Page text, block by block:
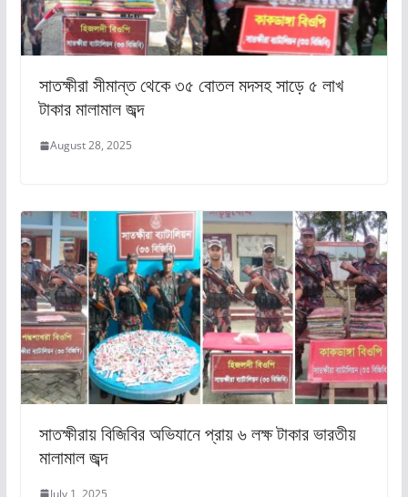
সাতক্ষীরা সীমান্ত থেকে ৩৫ বোতল মদসহ সাড়ে ৫ লাখ
টাকার মালামাল জব্দ
August 28, 2025
সাতক্ষীরায় বিজিবির অভিযানে প্রায় ৬ লক্ষ টাকার ভারতীয়
মালামাল জব্দ
July 1, 2025